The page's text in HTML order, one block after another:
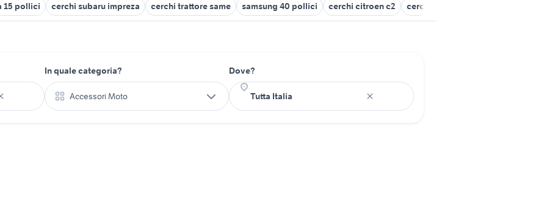
15 pollici cerchi subaru impreza cerchi trattore same samsung 40 pollici cerchi citroen c2 cerchi 13 fiat 600
In quale categoria?
Accessori Moto
Dove?